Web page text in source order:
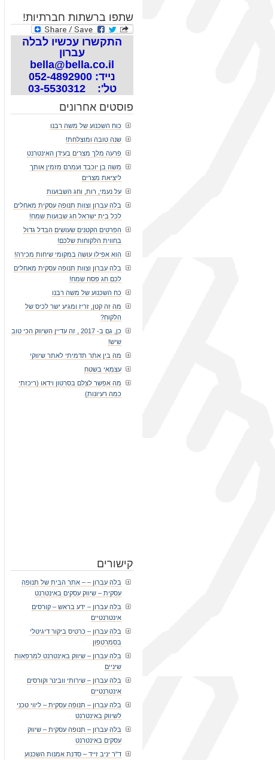
שתפו ברשתות חברתיות!
התקשרו עכשיו לבלה
עברון
bella@bella.co.il
נייד: 052-4892900
טל': 03-5530312
פוסטים אחרונים
כוח השכנוע של משה רבנו
שנה טובה ומוצלחת!
פרעה מלך מצרים בעידן האינטרנט
משה בן יוכבד ועמרם מזמין אותך
ליציאת מצרים
על נעמי, רות, וחג השבועות
בלה עברון וצוות תנופה עסקית מאחלים
לכל בית ישראל חג שבועות שמח!
הפרטים הקטנים שעושים הבדל גדול
בחווית הלקוחות שלכם!
הוא אפילו עושה במקומי שיחות מכירה!
בלה עברון וצוות תנופה עסקית מאחלים
לכם חג פסח שמח!
כח השכנוע של משה רבנו
מה זה קטן, זריז ומגיע ישר לכיס של
הלקוח?
כן, גם ב- 2017 , זה עדיין השיווק הכי טוב
שיש!
מה בין אתר תדמיתי לאתר שיווקי
עצמאי בשטח
מה אפשר לצלם בסרטון וידאו (ריכזתי
כמה רעיונות)
קישורים
בלה עברון – – אתר הבית של תנופה
עסקית – שיווק עסקים באינטרנט
בלה עברון – ידע בראש – קורסים
אינטרנטיים
בלה עברון – כרטיס ביקור דיגיטלי
בסמרטפון
בלה עברון – שיווק באינטרנט למרפאות
שיניים
בלה עברון – שירותי וובינר וקורסים
אינטרנטיים
בלה עברון – תנופה עסקית – ליווי טכני
לשיווק באינטרנט
בלה עברון – תנופה עסקית – שיווק
עסקים באינטרנט
ד"ר יניב זייד – סדנת אמנות השכנוע